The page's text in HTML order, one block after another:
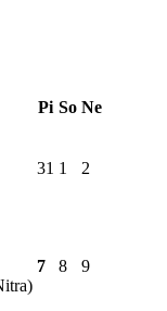
Pi So Ne
31 1 2
7 8 9